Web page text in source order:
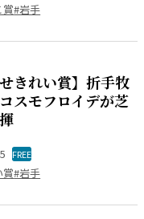
賞#岩手
きれい賞】折手牧
スモフロイデが芝
FREE
賞#岩手